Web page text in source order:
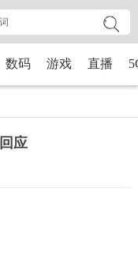
数码 游戏 直播
应